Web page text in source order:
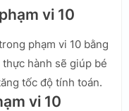
vi 10
phạm vi 10 bằng
hành sẽ giúp bé
tốc độ tính toán.
vi 10